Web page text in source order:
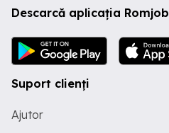
Descarcă aplicația Romjob
Suport clienți
Ajutor